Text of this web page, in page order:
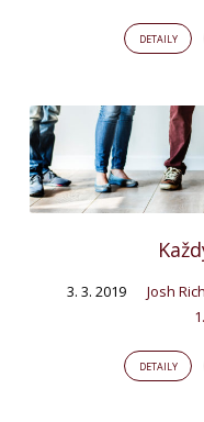
DETAILY
3. 3. 2019 Josh
DETAILY